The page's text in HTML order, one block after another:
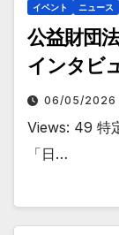
イベント ニュース
公益財団
インタビ
06/05/2026
Views: 49 特
「日…